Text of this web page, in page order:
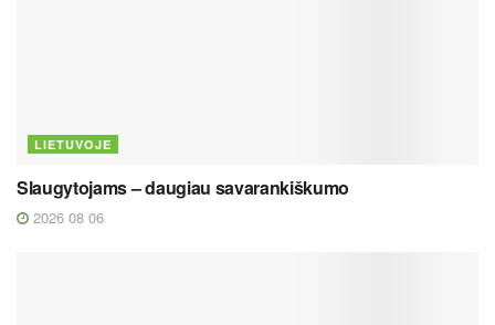
LIETUVOJE
Slaugytojams – daugiau savarankiškumo
2026 08 06